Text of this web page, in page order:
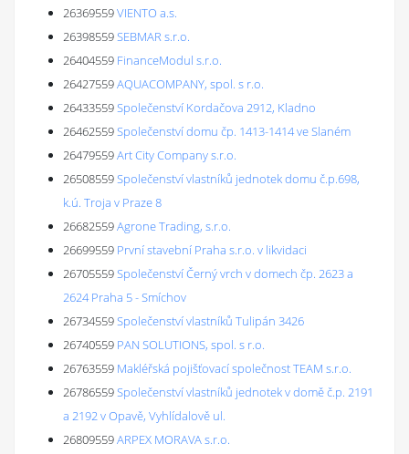
26369559VIENTO a.s.
26398559SEBMAR s.r.o.
26404559 FinanceModul s.r.o.
26427559AQUACOMPANY, spol. s r.o.
26433559Společenství Kordačova 2912, Kladno
26462559Společenství domu čp. 1413-1414 ve Slaném
26479559Art City Company s.r.o.
26508559Společenství vlastníků jednotek domu č.p.698,
k.ú. Troja v Praze 8
26682559Agrone Trading, s.r.o.
26699559 První stavební Praha s.r.o. v likvidaci
26705559Společenství Černý vrch v domech čp. 2623 a
2624 Praha 5 - Smíchov
26734559Společenství vlastníků Tulipán 3426
26740559 PAN SOLUTIONS, spol. s r.o.
26763559 Makléřská pojišťovací společnost TEAM s.r.o.
26786559Společenství vlastníků jednotek v domě č.p. 2191
a 2192 v Opavě, Vyhlídalově ul.
26809559ARPEX MORAVA s.r.o.